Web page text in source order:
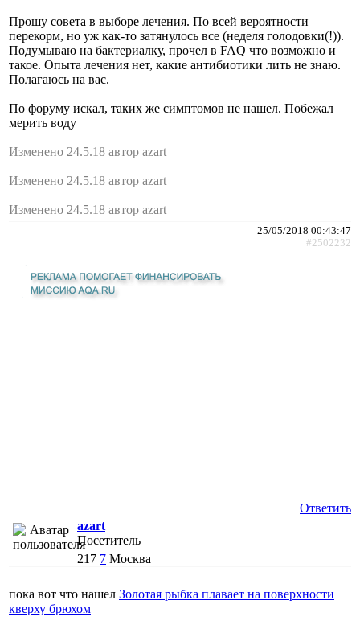
Прошу совета в выборе лечения. По всей вероятности
перекорм, но уж как-то затянулось все (неделя голодовки(!)).
Подумываю на бактериалку, прочел в FAQ что возможно и
такое. Опыта лечения нет, какие антибиотики лить не знаю.
Полагаюсь на вас.
По форуму искал, таких же симптомов не нашел. Побежал
мерить воду
Изменено 24.5.18 автор azart
Изменено 24.5.18 автор azart
Изменено 24.5.18 автор azart
25/05/2018 00:43:47
#2502232
Ответить
azart
Посетитель
217 7 Москва
пока вот что нашел Золотая рыбка плавает на поверхности
кверху брюхом